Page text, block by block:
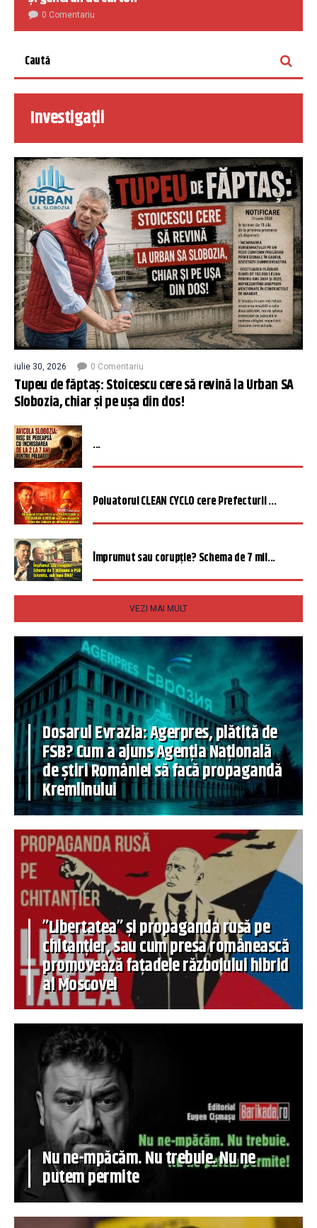
0 Comentariu
Investigații
iulie 30, 2026 0 Comentariu
Tupeu de făptaș: Stoicescu cere să revină la Urban SA
Slobozia, chiar și pe ușa din dos!
...
Poluatorul CLEAN CYCLO cere Prefecturii ...
Împrumut sau corupție? Schema de 7 mil...
VEZI MAI MULT
Dosarul Evrazia: Agerpres, plătită de
FSB? Cum a ajuns Agenția Națională
de știri României să facă propagandă
Kremlinului
”Libertatea” și propaganda rusă pe
chitanțier, sau cum presa românească
promovează fațadele războiului hibrid
al Moscovei
Nu ne-mpăcăm. Nu trebuie. Nu ne
putem permite